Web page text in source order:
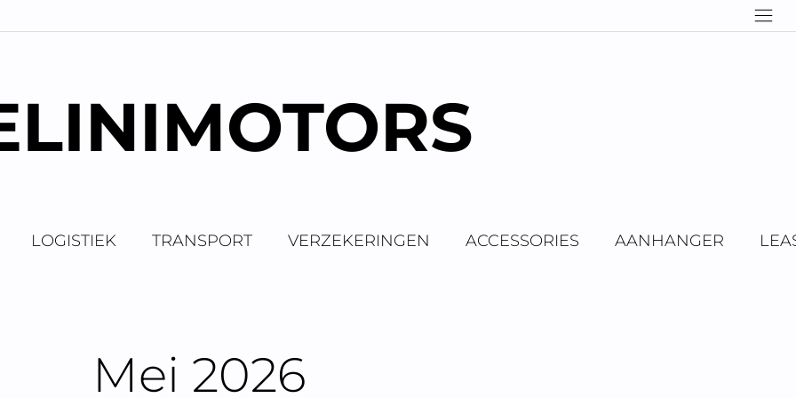
LOGISTIEK TRANSPORT VERZEKERINGEN ACCESSORIES AANHANGER
Mei 2026